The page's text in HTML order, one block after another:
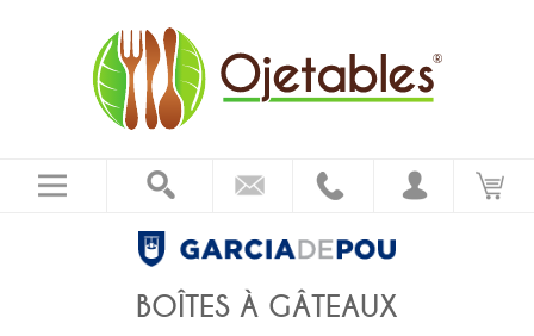
BOÎTES À GÂTEAUX